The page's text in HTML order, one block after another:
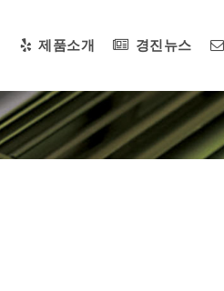
제품소개 경진뉴스